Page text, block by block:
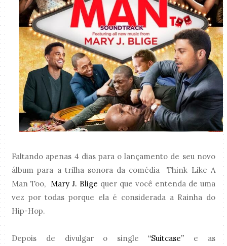
Faltando apenas 4 dias para o lançamento de seu novo
álbum para a trilha sonora da comédia Think Like A
Man Too, Mary J. Blige quer que você entenda de uma
vez por todas porque ela é considerada a Rainha do
Hip-Hop.
Depois de divulgar o single “Suitcase” e as